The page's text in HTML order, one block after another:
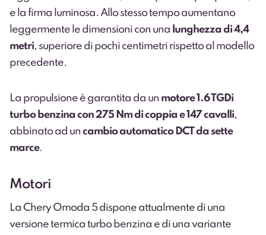
e la firma luminosa. Allo stesso tempo aumentano
leggermente le dimensioni con una lunghezza di 4,4
metri, superiore di pochi centimetri rispetto al modello
precedente.
La propulsione è garantita da un motore 1.6 TGDi
turbo benzina con 275 Nm di coppia e 147 cavalli,
abbinato ad un cambio automatico DCT da sette
marce.
Motori
La Chery Omoda 5 dispone attualmente di una
versione termica turbo benzina e di una variante